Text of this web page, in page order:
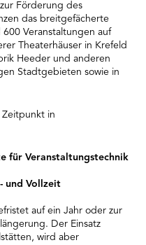
Förderung des
das breitgefächerte
Veranstaltungen auf
Theaterhäuser in Krefeld
Heeder und anderen
Stadtgebieten sowie in
Zeitpunkt in
für Veranstaltungstechnik
und Vollzeit
auf ein Jahr oder zur
Der Einsatz
wird aber